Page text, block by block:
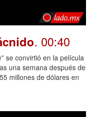
. 00:40
se convirtió en la película
una semana después de
millones de dólares en